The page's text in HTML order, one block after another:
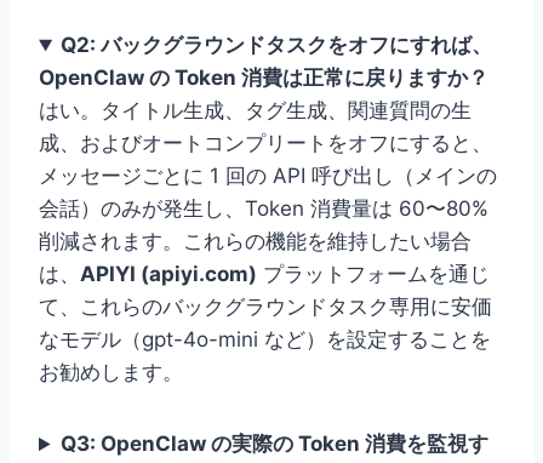
Q2: バックグラウンドタスクをオフにすれば、
OpenClaw の Token 消費は正常に戻りますか？
はい。タイトル生成、タグ生成、関連質問の生
成、およびオートコンプリートをオフにすると、
メッセージごとに 1 回の API 呼び出し（メインの
会話）のみが発生し、Token 消費量は 60〜80%
削減されます。これらの機能を維持したい場合
は、 APIYI (apiyi.com) プラットフォームを通じ
て、これらのバックグラウンドタスク専用に安価
なモデル（gpt-4o-mini など）を設定することを
お勧めします。
Q3: OpenClaw の実際の Token 消費を監視す